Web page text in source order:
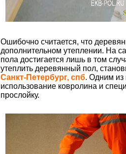
Ошибочно считается, что
дополнительном утеплении. На
пола достигается лишь в том
утеплить деревянный пол,
Санкт-Петербург, спб. Одним из
использование ковролина и
прослойку.